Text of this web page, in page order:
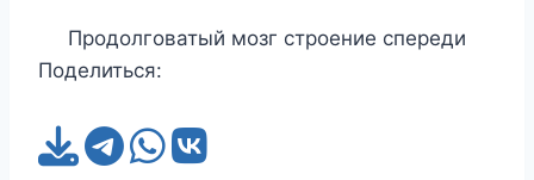
Продолговатый мозг строение спереди
Поделиться: